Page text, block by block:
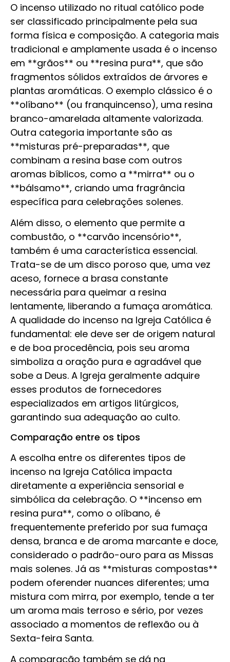
O incenso utilizado no ritual católico pode
ser classificado principalmente pela sua
forma física e composição. A categoria mais
tradicional e amplamente usada é o incenso
em **grãos** ou **resina pura**, que são
fragmentos sólidos extraídos de árvores e
plantas aromáticas. O exemplo clássico é o
**olíbano** (ou franquincenso), uma resina
branco-amarelada altamente valorizada.
Outra categoria importante são as
**misturas pré-preparadas**, que
combinam a resina base com outros
aromas bíblicos, como a **mirra** ou o
**bálsamo**, criando uma fragrância
específica para celebrações solenes.
Além disso, o elemento que permite a
combustão, o **carvão incensório**,
também é uma característica essencial.
Trata-se de um disco poroso que, uma vez
aceso, fornece a brasa constante
necessária para queimar a resina
lentamente, liberando a fumaça aromática.
A qualidade do incenso na Igreja Católica é
fundamental: ele deve ser de origem natural
e de boa procedência, pois seu aroma
simboliza a oração pura e agradável que
sobe a Deus. A Igreja geralmente adquire
esses produtos de fornecedores
especializados em artigos litúrgicos,
garantindo sua adequação ao culto.
Comparação entre os tipos
A escolha entre os diferentes tipos de
incenso na Igreja Católica impacta
diretamente a experiência sensorial e
simbólica da celebração. O **incenso em
resina pura**, como o olíbano, é
frequentemente preferido por sua fumaça
densa, branca e de aroma marcante e doce,
considerado o padrão-ouro para as Missas
mais solenes. Já as **misturas compostas**
podem oferender nuances diferentes; uma
mistura com mirra, por exemplo, tende a ter
um aroma mais terroso e sério, por vezes
associado a momentos de reflexão ou à
Sexta-feira Santa.
A comparação também se dá na